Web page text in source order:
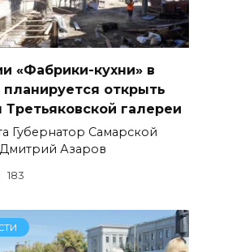
«Фабрики-кухни» в
открыть
галереи
Губернатор Самарской
Азаров
183